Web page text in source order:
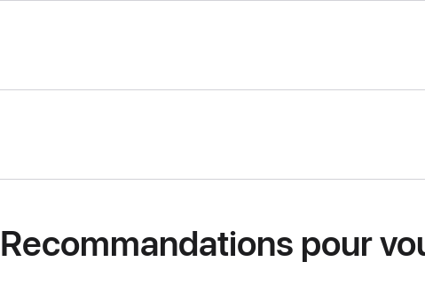
Recommandations pour